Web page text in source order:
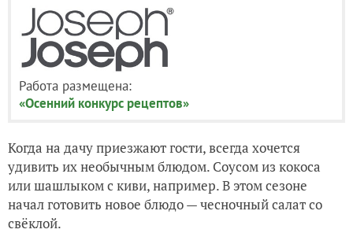
Работа размещена:
«Осенний конкурс рецептов»
Когда на дачу приезжают гости, всегда хочется
удивить их необычным блюдом. Соусом из кокоса
или шашлыком с киви, например. В этом сезоне
начал готовить новое блюдо — чесночный салат со
свёклой.